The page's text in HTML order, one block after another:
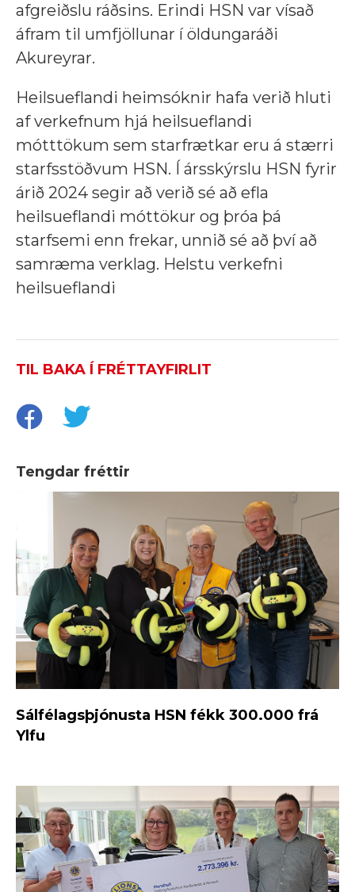
afgreiðslu ráðsins. Erindi HSN var vísað
áfram til umfjöllunar í öldungaráði
Akureyrar.
Heilsueflandi heimsóknir hafa verið hluti
af verkefnum hjá heilsueflandi
mótttökum sem starfrætkar eru á stærri
starfsstöðvum HSN. Í ársskýrslu HSN fyrir
árið 2024 segir að verið sé að efla
heilsueflandi móttökur og þróa þá
starfsemi enn frekar, unnið sé að því að
samræma verklag. Helstu verkefni
heilsueflandi
TIL BAKA Í FRÉTTAYFIRLIT
Tengdar fréttir
Sálfélagsþjónusta HSN fékk 300.000 frá
Ylfu